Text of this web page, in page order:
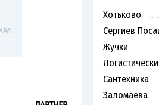
Хотьково
Сергиев
Жучки
Сантехника
Заломаева